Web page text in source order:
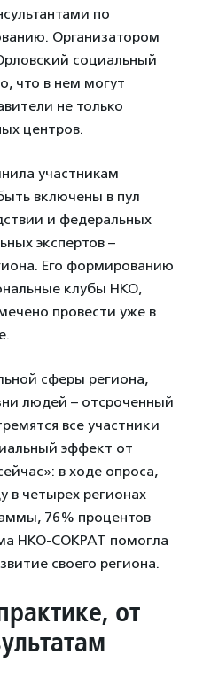
по
Организатором
социальный
что в нем могут
не только
центров.
участникам
включены в пул
и федеральных
экспертов –
Его формированию
клубы НКО,
провести уже в
сферы региона,
людей – отсроченный
все участники
эффект от
в ходе опроса,
в четырех регионах
76% процентов
НКО-СОКРАТ помогла
своего региона.
от